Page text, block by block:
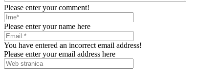
Please enter your comment!
Please enter your name here
You have entered an incorrect email address!
Please enter your email address here